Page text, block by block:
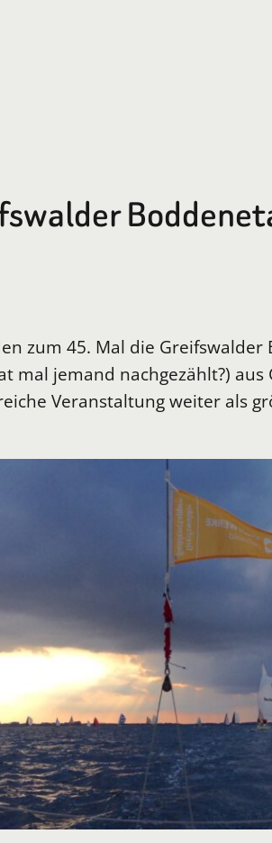
zum 45. Mal die
mal jemand nachgezählt?)
Veranstaltung weiter als